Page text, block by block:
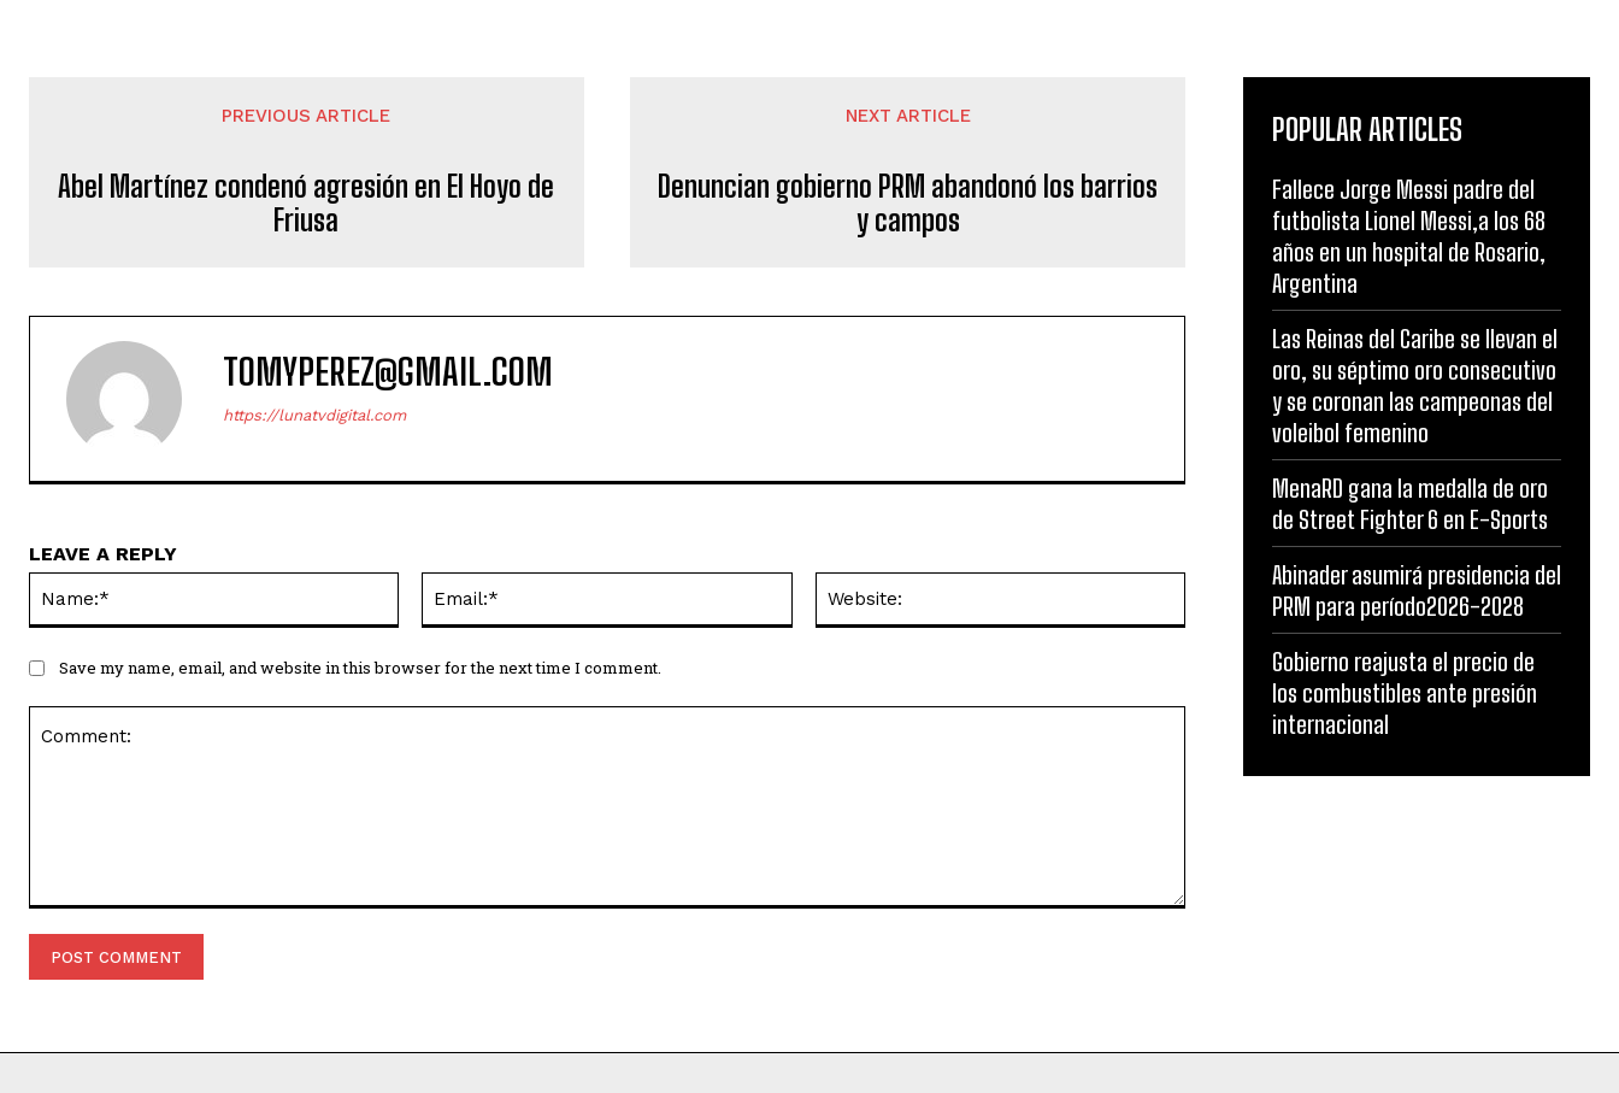
PREVIOUS ARTICLE
Abel Martínez condenó agresión en El Hoyo de
Friusa
NEXT ARTICLE
Denuncian gobierno PRM abandonó los barrios
y campos
TOMYPEREZ@GMAIL.COM
https://lunatvdigital.com
LEAVE A REPLY
Save my name, email, and website in this browser for the next time I comment.
POPULAR ARTICLES
Fallece Jorge Messi padre del
futbolista Lionel Messi,a los 68
años en un hospital de Rosario,
Argentina
Las Reinas del Caribe se llevan el
oro, su séptimo oro consecutivo
y se coronan las campeonas del
voleibol femenino
MenaRD gana la medalla de oro
de Street Fighter 6 en E-Sports
Abinader asumirá presidencia del
PRM para período2026-2028
Gobierno reajusta el precio de
los combustibles ante presión
internacional